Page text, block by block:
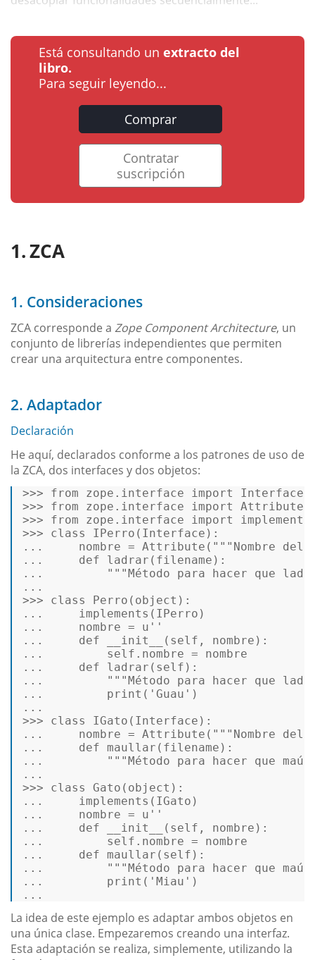
Está consultando un extracto del
libro.
Para seguir leyendo...
Comprar
Contratar
suscripción
ZCA
1. Consideraciones
ZCA corresponde a Zope Component Architecture, un
conjunto de librerías independientes que permiten
crear una arquitectura entre componentes.
2. Adaptador
Declaración
He aquí, declarados conforme a los patrones de uso de
la ZCA, dos interfaces y dos objetos:
>>> from zope.interface import
Interface
>>>
from zope.interface import
Attribute
>>>
from zope.interface import
>>>
class IPerro ( Interface ):
...
nombre = Attribute( """Nombre del
...
def ladrar ( filename ):
...
"""Método para hacer que
...
>>>
class Perro ( object ):
...
implements(IPerro)
...
nombre = u''
...
def __init__ ( self, nombre ):
...
self.nombre = nombre
...
def ladrar ( self ):
...
"""Método para hacer que
...
print ( 'Guau' )
...
>>>
class IGato ( Interface ):
...
nombre = Attribute( """Nombre del
...
def maullar ( filename ):
...
"""Método para hacer que
...
>>>
class Gato ( object ):
...
implements(IGato)
...
nombre = u''
...
def __init__ ( self, nombre ):
...
self.nombre = nombre
...
def maullar ( self ):
...
"""Método para hacer que
...
print ( 'Miau' )
...
La idea de este ejemplo es adaptar ambos objetos en
una única clase. Empezaremos creando una interfaz.
Esta adaptación se realiza, simplemente, utilizando la